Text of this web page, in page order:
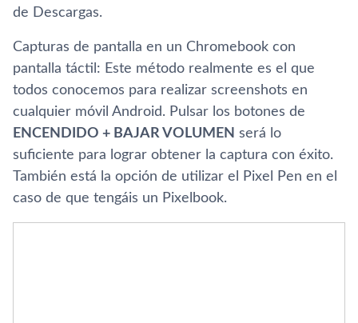
de Descargas.
Capturas de pantalla en un Chromebook con
pantalla táctil: Este método realmente es el que
todos conocemos para realizar screenshots en
cualquier móvil Android. Pulsar los botones de
ENCENDIDO + BAJAR VOLUMEN será lo
suficiente para lograr obtener la captura con éxito.
También está la opción de utilizar el Pixel Pen en el
caso de que tengáis un Pixelbook.